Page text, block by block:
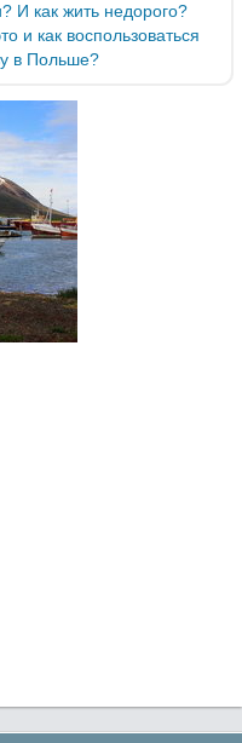
И как жить недорого?
и как воспользоваться
в Польше?